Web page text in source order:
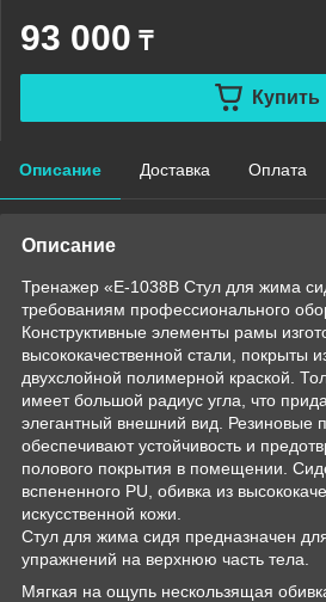
93 000 ₸
Купить
Описание Доставка Оплата
Описание
Тренажер «E-1038В Стул для жима
требованиям профессионального
Конструктивные элементы рамы
высококачественной стали, покрыты
двухслойной полимерной краской.
имеет большой радиус угла, что
элегантный внешний вид. Резиновые
обеспечивают устойчивость и
полового покрытия в помещении.
вспененного PU, обивка из
искусственной кожи.
Стул для жима сидя предназначен
упражнений на верхнюю часть тела.
Мягкая на ощупь нескользящая